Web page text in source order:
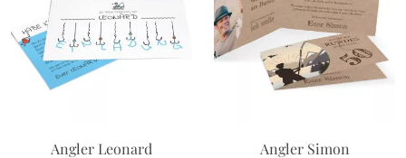
Angler Leonard Angler Simon